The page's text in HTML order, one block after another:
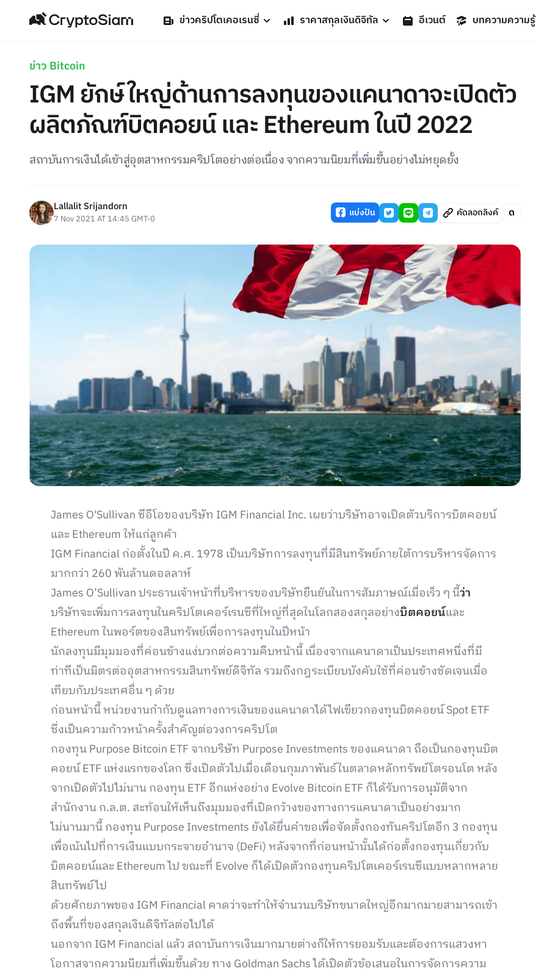
ข่าวคริปโตเคอเรนซี่ ราคาสกุลเงินดิจิทัล อีเวนต์ บทความความรู้
ข่าว Bitcoin
IGM ยักษ์ใหญ่ด้านการลงทุนของแคนาดาจะเปิดตัว
ผลิตภัณฑ์บิตคอยน์ และ Ethereum ในปี 2022
สถาบันการเงินได้เข้าสู่อุตสาหกรรมคริปโตอย่างต่อเนื่อง จากความนิยมที่เพิ่มขึ้นอย่างไม่หยุดยั้ง
Lallalit Srijandorn
7 Nov 2021 AT 14:45 GMT-0 แบ่งปัน คัดลอกลิงค์
James O'Sullivan ซีอีโอของบริษัท IGM Financial Inc. เผยว่าบริษัทอาจเปิดตัวบริการบิตคอยน์
และ Ethereum ให้แก่ลูกค้า
IGM Financial ก่อตั้งในปี ค.ศ. 1978 เป็นบริษัทการลงทุนที่มีสินทรัพย์ภายใต้การบริหารจัดการ
มากกว่า 260 พันล้านดอลลาห์
James O’Sullivan ประธานเจ้าหน้าที่บริหารของบริษัทยืนยันในการสัมภาษณ์เมื่อเร็ว ๆ นี้ว่า
บริษัทจะเพิ่มการลงทุนในคริปโตเคอร์เรนซีที่ใหญ่ที่สุดในโลกสองสกุลอย่างบิตคอยน์และ
Ethereum ในพอร์ตของสินทรัพย์เพื่อการลงทุนในปีหน้า
นักลงทุนมีมุมมองที่ค่อนข้างแง่บวกต่อความคืบหน้านี้ เนื่องจากแคนาดาเป็นประเทศหนึ่งที่มี
ท่าทีเป็นมิตรต่ออุตสาหกรรมสินทรัพย์ดิจิทัล รวมถึงกฎระเบียบบังคับใช้ที่ค่อนข้างชัดเจนเมื่อ
เทียบกับประเทศอื่น ๆ ด้วย
ก่อนหน้านี้ หน่วยงานกำกับดูแลทางการเงินของแคนาดาได้ไฟเขียวกองทุนบิตคอยน์ Spot ETF
ซึ่งเป็นความก้าวหน้าครั้งสำคัญต่อวงการคริปโต
กองทุน Purpose Bitcoin ETF จากบริษัท Purpose Investments ของแคนาดา ถือเป็นกองทุนบิต
คอยน์ ETF แห่งแรกของโลก ซึ่งเปิดตัวไปเมื่อเดือนกุมภาพันธ์ในตลาดหลักทรัพย์โตรอนโต หลัง
จากเปิดตัวไปไม่นาน กองทุน ETF อีกแห่งอย่าง Evolve Bitcoin ETF ก็ได้รับการอนุมัติจาก
สำนักงาน ก.ล.ต. สะท้อนให้เห็นถึงมุมมองที่เปิดกว้างของทางการแคนาดาเป็นอย่างมาก
ไม่นานมานี้ กองทุน Purpose Investments ยังได้ยื่นคำขอเพื่อจัดตั้งกองทันคริปโตอีก 3 กองทุน
เพื่อเน้นไปที่การเงินแบบกระจายอำนาจ (DeFi) หลังจากที่ก่อนหน้านั้นได้ก่อตั้งกองทุนเกี่ยวกับ
บิตคอยน์และ Ethereum ไป ขณะที่ Evolve ก็ได้เปิดตัวกองทุนคริปโตเคอร์เรนซีแบบหลากหลาย
สินทรัพย์ไป
ด้วยศักยภาพของ IGM Financial คาดว่าจะทำให้จำนวนบริษัทขนาดใหญ่อีกมากมายสามารถเข้า
ถึงพื้นที่ของสกุลเงินดิจิทัลต่อไปได้
นอกจาก IGM Financial แล้ว สถาบันการเงินมากมายต่างก็ให้การยอมรับและต้องการแสวงหา
โอกาสจากความนิยมที่เพิ่มขึ้นด้วย ทาง Goldman Sachs ได้เปิดตัวข้อเสนอในการจัดการความ